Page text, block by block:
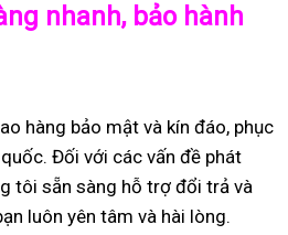
nhanh, bảo hành
hàng bảo mật và kín đáo, phục
Đối với các vấn đề phát
tôi sẵn sàng hỗ trợ đổi trả và
luôn yên tâm và hài lòng.